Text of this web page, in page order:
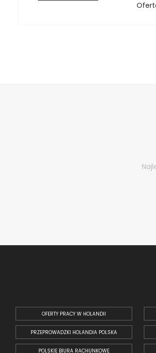
OFERTY PRACY W HOLANDII
PRZEPROWADZKI HOLANDIA POLSKA
POLSKIE BIURA RACHUNKOWE